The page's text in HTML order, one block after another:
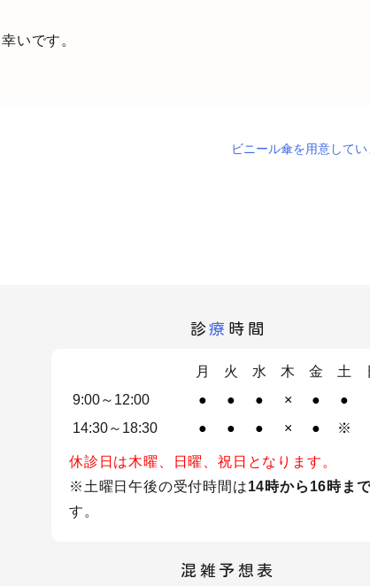
いです。
ビニール傘を用意してい
診療 時間
月 火 水 木 金 土
9:00～12:00
● ● ● × ● ●
14:30～18:30
● ● ● × ● ※
休診日は木曜、日曜、祝日となります。
※土曜日午後の受付時間は14時から16時ま
す。
混雑予想表